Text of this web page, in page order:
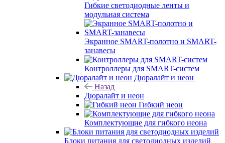
Гибкие светодиодные ленты и
модульная система
Экранное SMART-полотно и SMART-
занавесы
Контроллеры для SMART-систем
Дюралайт и неон
Назад
Дюралайт и неон
Гибкий неон
Комплектующие для гибкого неона
Блоки питания для светодиодных изделий